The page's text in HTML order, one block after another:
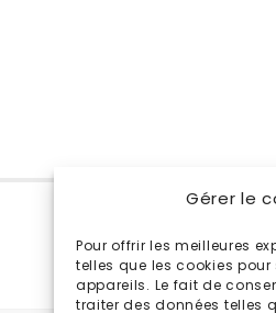
Gérer le
Pour offrir les meilleures
telles que les cookies
appareils. Le fait de
traiter des données telles